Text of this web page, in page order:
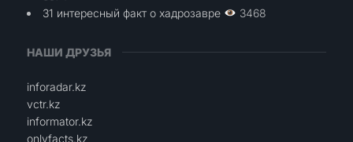
31 интересный факт о хадрозавре
3468
НАШИ ДРУЗЬЯ
inforadar.kz
vctr.kz
informator.kz
onlyfacts.kz